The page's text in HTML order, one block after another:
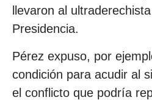
llevaron al
Presidencia.
Pérez expuso, por
condición para acudir al
el conflicto que podría